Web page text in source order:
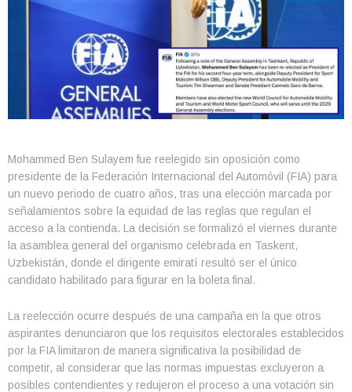
Mohammed Ben Sulayem fue reelegido sin oposición como
presidente de la Federación Internacional del Automóvil (FIA) para
un nuevo periodo de cuatro años, tras una elección marcada por
señalamientos sobre la equidad de las reglas que regulan el
acceso a la contienda. La decisión se formalizó el viernes durante
la asamblea general del organismo celebrada en Taskent,
Uzbekistán, donde el dirigente emiratí resultó ser el único
candidato habilitado para figurar en la boleta final.
La reelección ocurre después de una campaña en la que otros
aspirantes denunciaron que los requisitos electorales establecidos
por la FIA limitaron de manera significativa la posibilidad de
competir, al considerar que las normas impuestas excluyeron a
posibles contendientes y redujeron el proceso a una votación sin